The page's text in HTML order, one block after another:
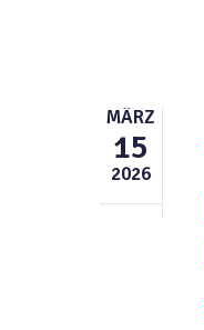
MÄRZ
15
2026